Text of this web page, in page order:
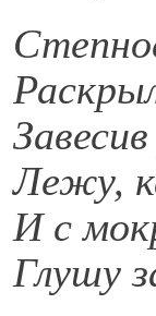
Лежу,
И с
Глушу